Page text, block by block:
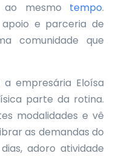
ao mesmo tempo.
e parceria de
comunidade que
empresária Eloísa
parte da rotina.
modalidades e vê
as demandas do
adoro atividade